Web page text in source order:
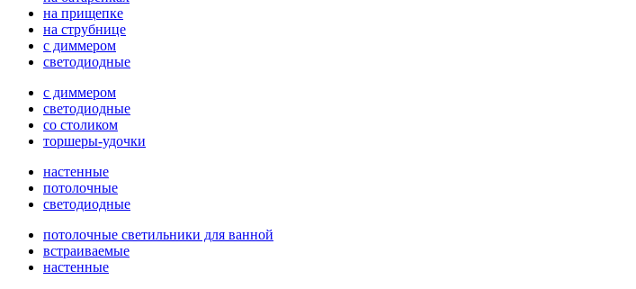
на прищепке
на струбнице
с диммером
светодиодные
с диммером
светодиодные
со столиком
торшеры-удочки
настенные
потолочные
светодиодные
потолочные светильники для ванной
встраиваемые
настенные